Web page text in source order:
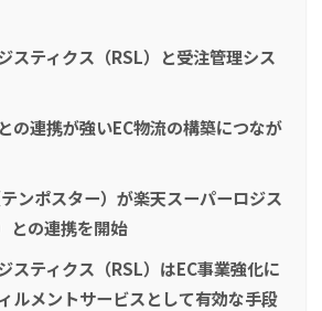
スティクス（RSL）と受注管理シス
の連携が強いEC物流の構築につなが
ンポスター）が楽天スーパーロジス
との連携を開始
スティクス（RSL）はEC事業強化に
ルメントサービスとして有効な手段